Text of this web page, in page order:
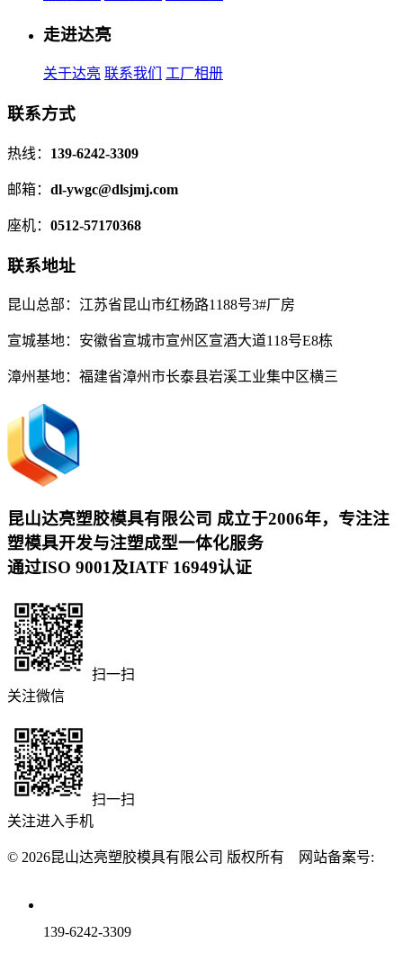
走进达亮
关于达亮 联系我们 工厂相册
联系方式
热线： 139-6242-3309
邮箱： dl-ywgc@dlsjmj.com
座机： 0512-57170368
联系地址
昆山总部：江苏省昆山市红杨路1188号3#厂房
宣城基地：安徽省宣城市宣州区宣酒大道118号E8栋
漳州基地：福建省漳州市长泰县岩溪工业集中区横三
昆山达亮塑胶模具有限公司 成立于2006年，专注注
塑模具开发与注塑成型一体化服务
通过ISO 9001及IATF 16949认证
扫一扫
关注微信
扫一扫
关注进入手机
© 2026昆山达亮塑胶模具有限公司 版权所有 网站备案号:
139-6242-3309